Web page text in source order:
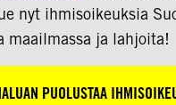
nyt ihmisoikeuksia
maailmassa ja lahjoita!
PUOLUSTAA